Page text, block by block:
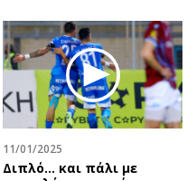
Podcasts
Uncut
Προσφορές
Προσωπικότητες στην ''Κ''
Επιστολές
11/01/2025
Διπλό... και πάλι με